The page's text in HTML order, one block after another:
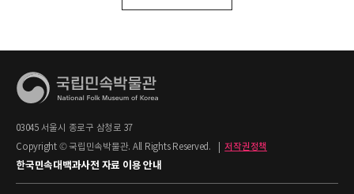
03045 서울시 종로구 삼청로 37
Copyright © 국립민속박물관. All Rights Reserved.
저작권정책
한국민속대백과사전 자료 이용 안내